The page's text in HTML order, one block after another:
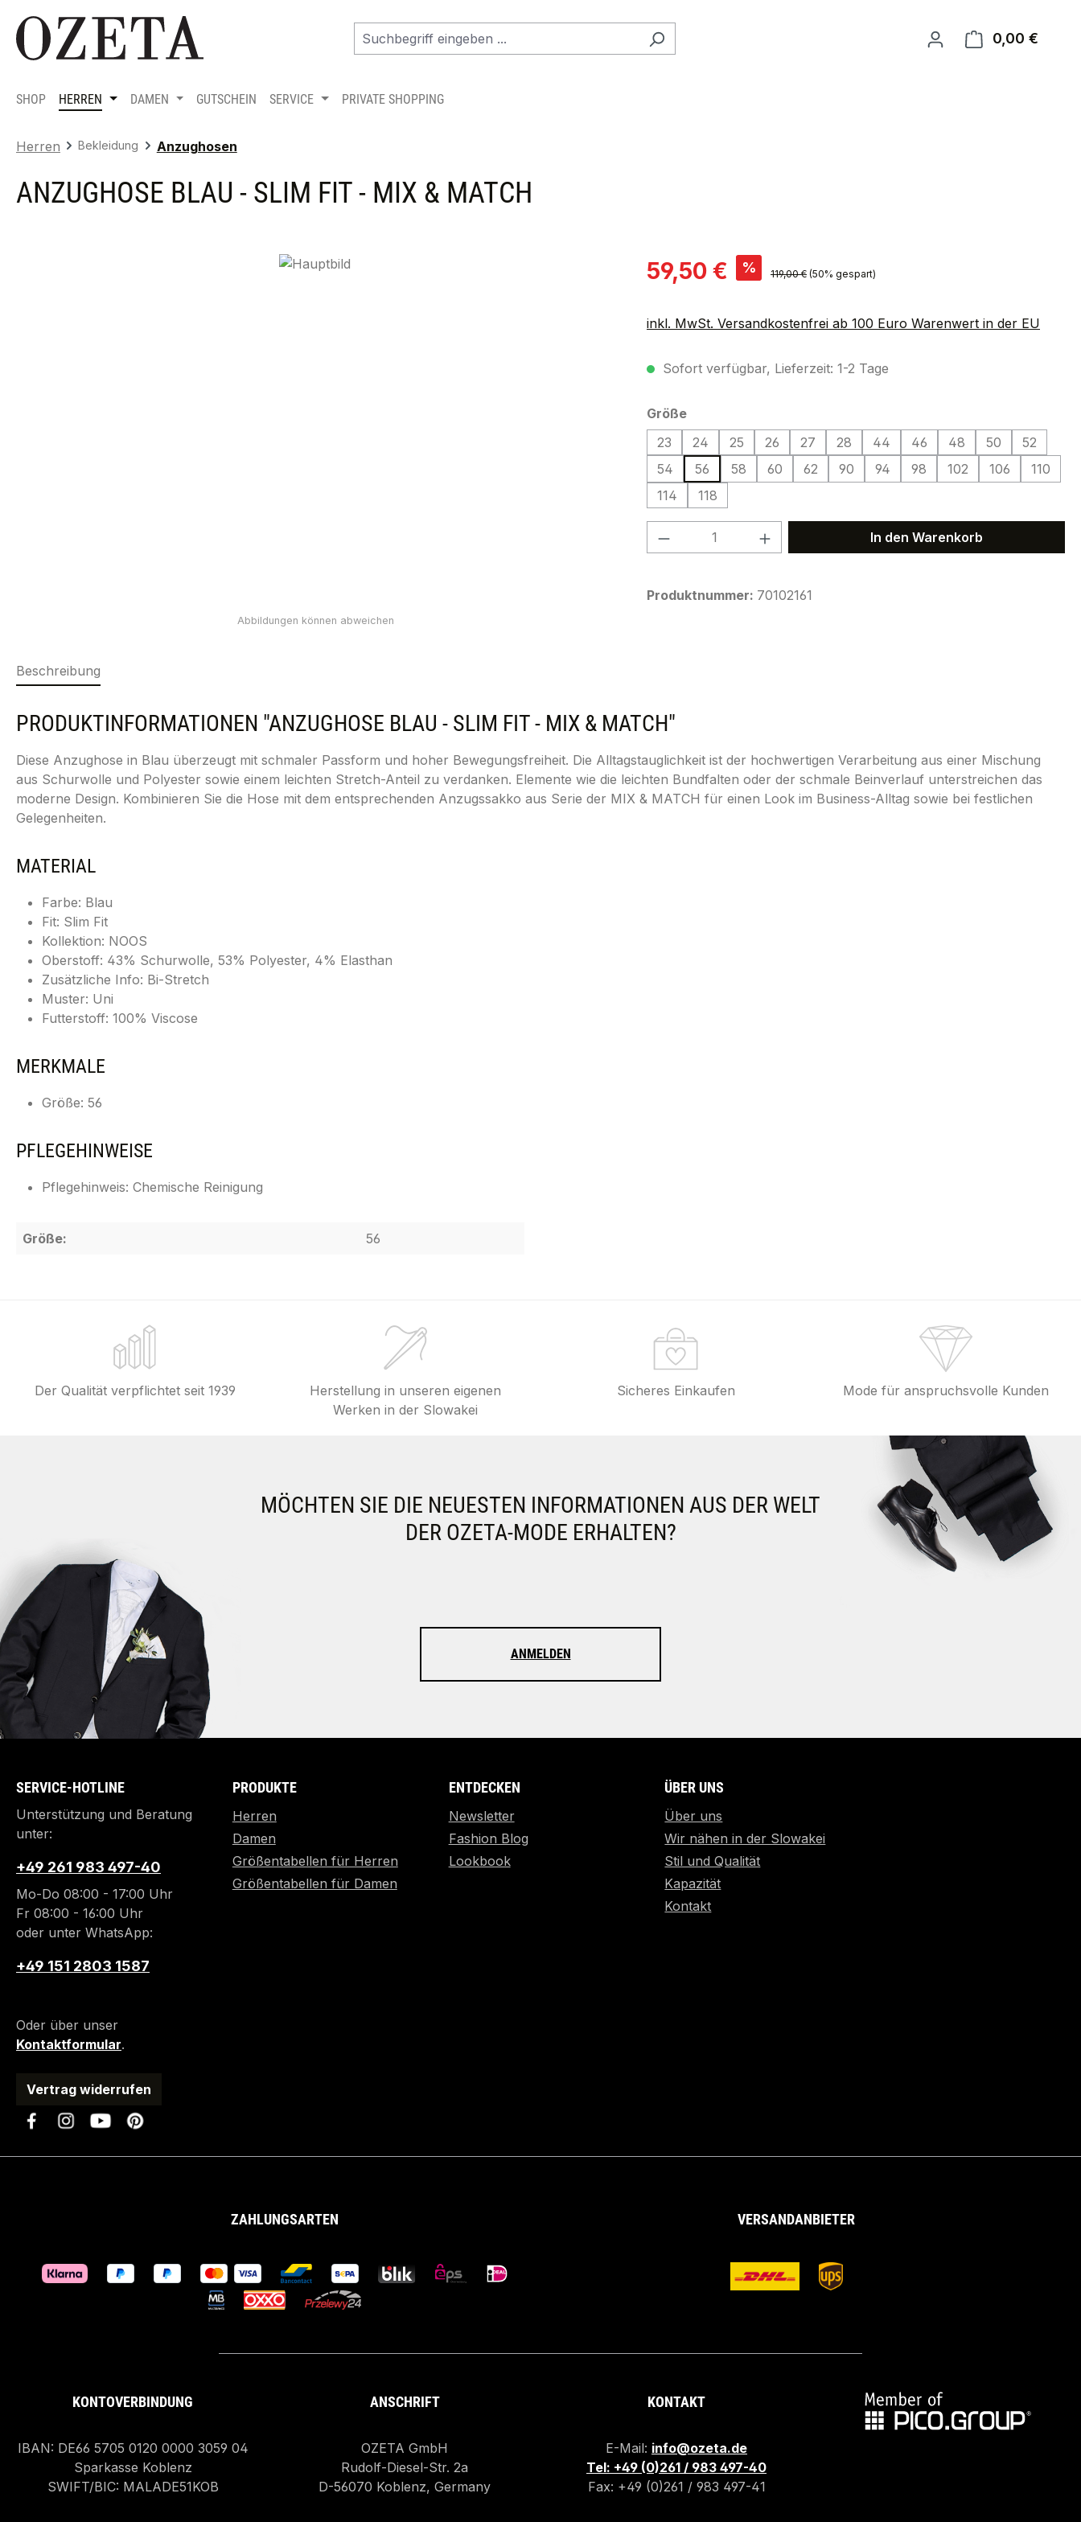
Hauptinhalt springen
Zur Suche springen
Zur Hauptnavigation springen
0,00 €
SHOP HERREN DAMEN GUTSCHEIN SERVICE PRIVATE SHOPPING
Herren Bekleidung Anzughosen
ANZUGHOSE BLAU - SLIM FIT - MIX & MATCH
Verkaufspreis:
59,50 € % Regulärer Preis:
119,00 € (50% gespart)
inkl. MwSt. Versandkostenfrei ab 100 Euro Warenwert in der EU
Sofort verfügbar, Lieferzeit: 1-2 Tage
Größeauswählen
23
24 25 26 27 28 44 46 48 50
52
54
56 58 60 62 90 94 98 102 106
110
114
118
Produkt Anzahl: Gib den gewünschten Wert
In den Warenkorb
Produktnummer: 70102161
Beschreibung
PRODUKTINFORMATIONEN "ANZUGHOSE BLAU - SLIM FIT - MIX & MATCH"
Diese Anzughose in Blau überzeugt mit schmaler Passform und hoher Bewegungsfreiheit. Die Alltagstauglichkeit ist der hochwertigen Verarbeitung aus einer Mischung
aus Schurwolle und Polyester sowie einem leichten Stretch-Anteil zu verdanken. Elemente wie die leichten Bundfalten oder der schmale Beinverlauf unterstreichen das
moderne Design. Kombinieren Sie die Hose mit dem entsprechenden Anzugssakko aus Serie der MIX & MATCH für einen Look im Business-Alltag sowie bei festlichen
Gelegenheiten.
MATERIAL
Farbe: Blau
Fit: Slim Fit
Kollektion: NOOS
Oberstoff: 43% Schurwolle, 53% Polyester, 4% Elasthan
Zusätzliche Info: Bi-Stretch
Muster: Uni
Futterstoff: 100% Viscose
MERKMALE
Größe: 56
PFLEGEHINWEISE
Pflegehinweis: Chemische Reinigung
Größe: 56
Der Qualität verpflichtet seit 1939
Herstellung in unseren eigenen
Werken in der Slowakei
Sicheres Einkaufen Mode für anspruchsvolle Kunden
MÖCHTEN SIE DIE NEUESTEN INFORMATIONEN AUS DER WELT
DER OZETA-MODE ERHALTEN?
ANMELDEN
SERVICE-HOTLINE
Unterstützung und Beratung
unter:
+49 261 983 497-40
Mo-Do 08:00 - 17:00 Uhr
Fr 08:00 - 16:00 Uhr
oder unter WhatsApp:
+49 151 2803 1587
Oder über unser
Kontaktformular.
Vertrag widerrufen
PRODUKTE
Herren
Damen
Größentabellen für Herren
Größentabellen für Damen
ENTDECKEN
Newsletter
Fashion Blog
Lookbook
ÜBER UNS
Über uns
Wir nähen in der Slowakei
Stil und Qualität
Kapazität
Kontakt
ZAHLUNGSARTEN VERSANDANBIETER
KONTOVERBINDUNG
IBAN: DE66 5705 0120 0000 3059 04
Sparkasse Koblenz
SWIFT/BIC: MALADE51KOB
ANSCHRIFT
OZETA GmbH
Rudolf-Diesel-Str. 2a
D-56070 Koblenz, Germany
KONTAKT
E-Mail: info@ozeta.de
Tel: +49 (0)261 / 983 497-40
Fax: +49 (0)261 / 983 497-41